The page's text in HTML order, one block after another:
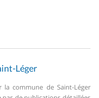
Léger
la commune de Saint-Léger